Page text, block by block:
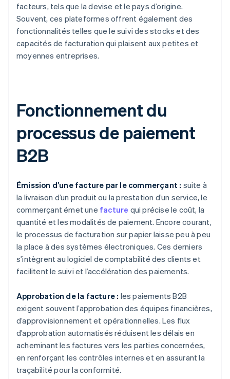
facteurs, tels que la devise et le pays d’origine.
Souvent, ces plateformes offrent également des
fonctionnalités telles que le suivi des stocks et des
capacités de facturation qui plaisent aux petites et
moyennes entreprises.
Fonctionnement du
processus de paiement
B2B
Émission d’une facture par le commerçant : suite à
la livraison d’un produit ou la prestation d’un service, le
commerçant émet une facture qui précise le coût, la
quantité et les modalités de paiement. Encore courant,
le processus de facturation sur papier laisse peu à peu
la place à des systèmes électroniques. Ces derniers
s’intègrent au logiciel de comptabilité des clients et
facilitent le suivi et l’accélération des paiements.
Approbation de la facture : les paiements B2B
exigent souvent l’approbation des équipes financières,
d’approvisionnement et opérationnelles. Les flux
d’approbation automatisés réduisent les délais en
acheminant les factures vers les parties concernées,
en renforçant les contrôles internes et en assurant la
traçabilité pour la conformité.